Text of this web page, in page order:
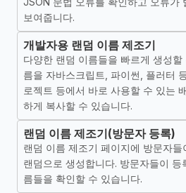
보여줍니다.
개발자용 랜덤 이름 제조기
다양한 랜덤 이름들을 빠르게 생성할
름을 자바스크립트, 파이썬, 플러터
로젝트 등에서 바로 사용할 수 있는
하게 복사할 수 있습니다.
랜덤 이름 제조기(방문자 등록)
랜덤 이름 제조기 페이지에 방문자
랜덤으로 생성합니다. 방문자들이 등
름들을 확인할 수 있습니다.